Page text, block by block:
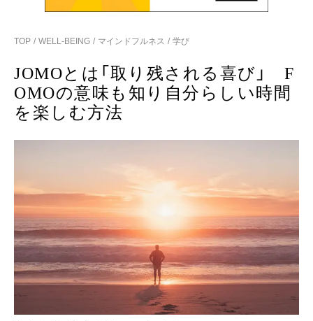
TOP WELL-BEING マインドフルネス 学び
JOMOとは「取り残される喜び」 F
OMOの意味も知り自分らしい時間
を楽しむ方法